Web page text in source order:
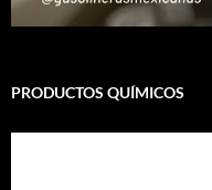
PRODUCTOS QUÍMICOS